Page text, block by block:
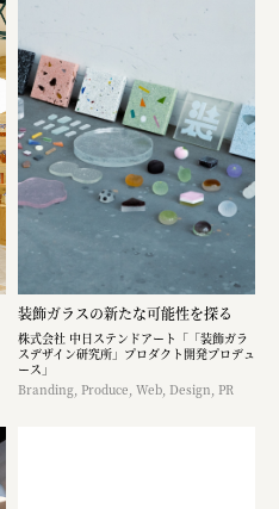
装飾ガラスの新たな可能性を探る
株式会社 中日ステンドアート「「装飾ガラ
スデザイン研究所」プロダクト開発プロデュ
ース」
Branding, Produce, Web, Design, PR